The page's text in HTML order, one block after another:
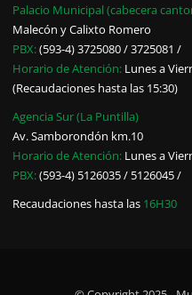
Palacio Municipal (cabecera
Malecón y Calixto Romero
PBX:(593-4) 3725080 / 3725081 /
Horario de Atención: Lunes a
(Recaudaciones hasta las 15:30)
Agencia Sur (La Puntilla)
Av. Samborondón km.10
Horario de Atención: Lunes a
PBX:(593-4) 5126035 / 5126045 /
Recaudaciones hasta las 16H30